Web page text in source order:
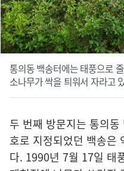
통의동 백송터에는 태풍으로
소나무가 싹을 틔워서 자라고
두 번째 방문지는 통의
호로 지정되었던 백송은
다. 1990년 7월 17일 태